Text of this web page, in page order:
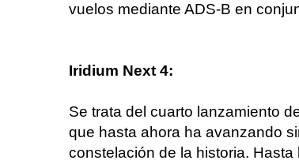
vuelos mediante ADS-B en
Iridium Next 4:
Se trata del cuarto lanzamiento
que hasta ahora ha avanzando
constelación de la historia.